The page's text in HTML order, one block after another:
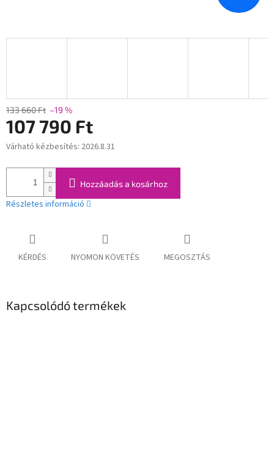
133 660 Ft –19 %
107 790 Ft
Egységár:
Várható kézbesítés: 2026.8.31
Hozzáadás a kosárhoz
Részletes információ
KÉRDÉS NYOMON KÖVETÉS MEGOSZTÁS
Kapcsolódó termékek